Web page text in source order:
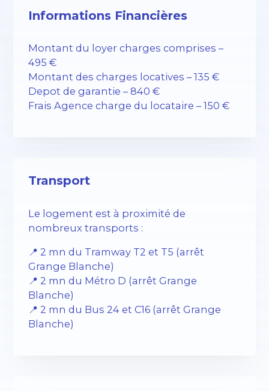
Informations Financières
Montant du loyer charges comprises –
495 €
Montant des charges locatives – 135 €
Depot de garantie – 840 €
Frais Agence charge du locataire – 150 €
Transport
Le logement est à proximité de
nombreux transports :
📍 2 mn du Tramway T2 et T5 (arrêt
Grange Blanche)
📍 2 mn du Métro D (arrêt Grange
Blanche)
📍 2 mn du Bus 24 et C16 (arrêt Grange
Blanche)